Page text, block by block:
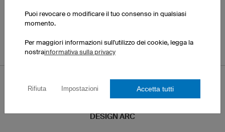
Apri il design nel
DESIGN ARC
Puoi revocare o modificare il tuo consenso in qualsiasi
momento.
Per maggiori informazioni sull'utilizzo dei cookie, legga la
nostrainformativa sulla privacy
Rifiuta Impostazioni Accetta tutti